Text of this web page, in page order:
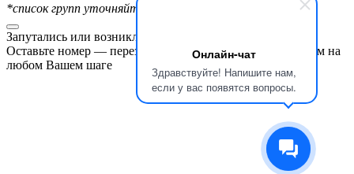
Онлайн-чат
Здравствуйте! Напишите нам,
если у вас появятся вопросы.
*список групп уточняйте у менеджера
Запутались или возникли трудности?
Оставьте номер — перезвоним через 28 секунд и поможем на
любом Вашем шаге